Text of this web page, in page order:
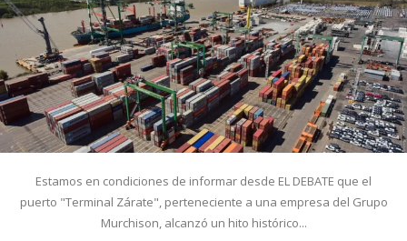
Estamos en condiciones de informar desde EL DEBATE que el
puerto "Terminal Zárate", perteneciente a una empresa del Grupo
Murchison, alcanzó un hito histórico...